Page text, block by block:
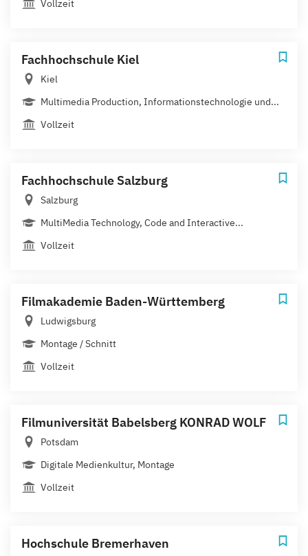
Vollzeit
Fachhochschule Kiel
Kiel
Multimedia Production, Informationstechnologie und...
Vollzeit
Fachhochschule Salzburg
Salzburg
MultiMedia Technology, Code and Interactive...
Vollzeit
Filmakademie Baden-Württemberg
Ludwigsburg
Montage / Schnitt
Vollzeit
Filmuniversität Babelsberg KONRAD WOLF
Potsdam
Digitale Medienkultur, Montage
Vollzeit
Hochschule Bremerhaven